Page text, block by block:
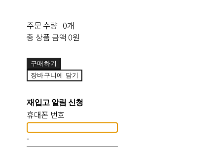
주문 수량 0개
총 상품 금액 0원
구매하기
장바구니에 담기
재입고 알림 신청
휴대폰 번호
-